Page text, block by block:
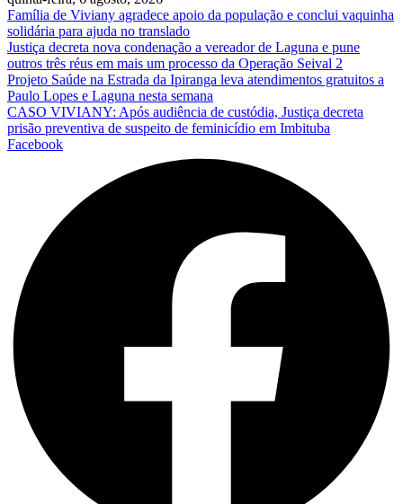
Família de Viviany agradece apoio da população e conclui vaquinha
solidária para ajuda no translado
Justiça decreta nova condenação a vereador de Laguna e pune
outros três réus em mais um processo da Operação Seival 2
Projeto Saúde na Estrada da Ipiranga leva atendimentos gratuitos a
Paulo Lopes e Laguna nesta semana
CASO VIVIANY: Após audiência de custódia, Justiça decreta
prisão preventiva de suspeito de feminicídio em Imbituba
Facebook